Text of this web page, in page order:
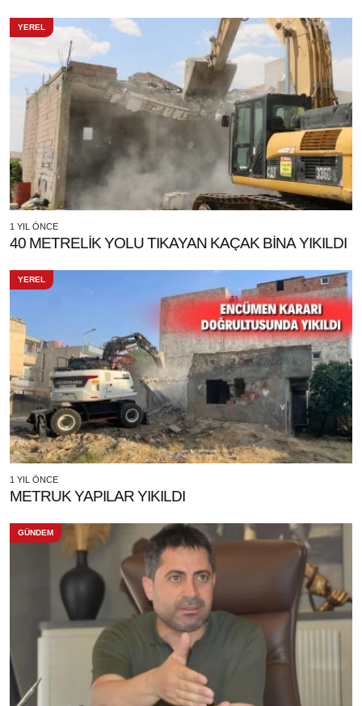
YEREL
1 YIL ÖNCE
40 METRELİK YOLU TIKAYAN KAÇAK BİNA YIKILDI
YEREL
1 YIL ÖNCE
METRUK YAPILAR YIKILDI
GÜNDEM